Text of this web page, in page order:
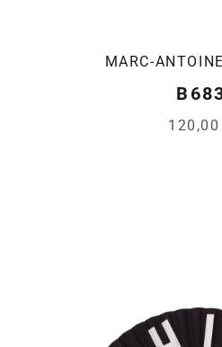
MARC-
120,00